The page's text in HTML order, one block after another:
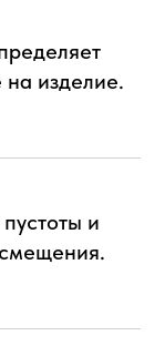
на изделие.
и